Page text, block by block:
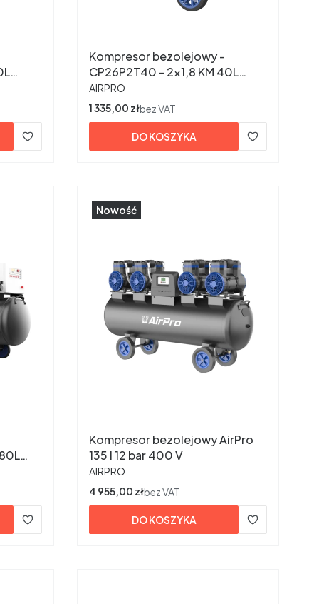
Kompresor bezolejowy -
CP26P2T40 - 2x1,8 KM 40L
230V
PRODUCENT
AIRPRO
Cena
1 335,00 złbez VAT
DO KOSZYKA
Nowość
Kompresor bezolejowy AirPro
135 l 12 bar 400 V
PRODUCENT
AIRPRO
Cena
4 955,00 złbez VAT
DO KOSZYKA